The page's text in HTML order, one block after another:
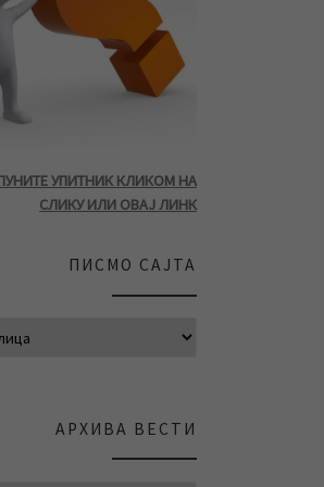
УПИТНИК КЛИКОМ НА
СЛИКУ ИЛИ ОВАЈ ЛИНК
ПИСМО САЈТА
АРХИВА ВЕСТИ